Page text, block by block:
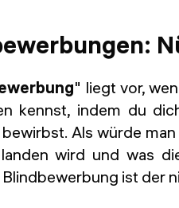
" liegt vor,
kennst, indem du
Als würde
wird und was
ist der